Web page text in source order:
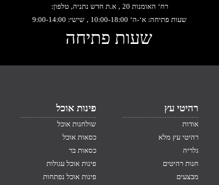
רח‘ האומנות 20 , א.ת חדש נתניה, טלפון:
שעות פתיחה: א‘-ה‘ 10:00-18:00 , שישי: 9:00-14:00
שעות פתיחה
רהיטי עץ
אודות
רהיטי עץ מלא
גלריה
חנות רהיטים
מבצעים
פינות אוכל
שולחנות אוכל
כסאות אוכל
כסאות בר
פינות אוכל עגולות
פינות אוכל נפתחות